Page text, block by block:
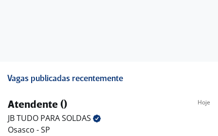
Vagas publicadas recentemente
Atendente () Hoje
JB TUDO PARASOLDAS
Osasco - SP